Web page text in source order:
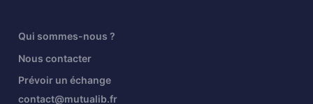
Qui sommes-nous ?
Nous contacter
Prévoir un échange
contact@mutualib.fr